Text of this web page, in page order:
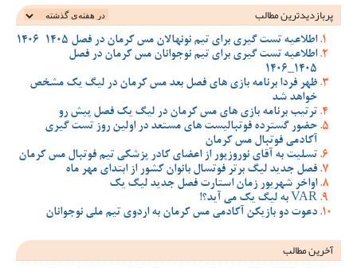
پربازدیدترین‌ مطالب
اطلاعیه تست گیری برای تیم نونهالان مس کرمان در فصل 1405-1406
اطلاعیه تست گیری برای تیم نوجوانان مس کرمان در فصل
1405_1406
ظهر فردا برنامه بازی های فصل بعد مس کرمان در لیگ یک مشخص
خواهد شد
ترتیب برنامه بازی های مس کرمان در لیگ یک فصل پیش رو
حضور گسترده فوتبالیست های مستعد در اولین روز تست گیری
آکادمی فوتبال مس کرمان
تسلیت به آقای نوروزپور از اعضای کادر پزشکی تیم فوتبال مس کرمان
فصل جدید لیگ برتر فوتسال بانوان کشور از ابتدای مهر ماه
اواخر شهریور زمان استارت فصل جدید لیگ یک
VAR به لیگ یک می آید؟!
دعوت دو بازیکن آکادمی مس کرمان به اردوی تیم ملی نوجوانان
آخرین مطالب